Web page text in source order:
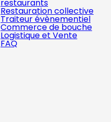
restaurants
Restauration collective
Traiteur évènementiel
Commerce de bouche
Logistique et Vente
FAQ